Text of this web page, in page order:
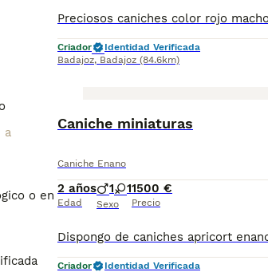
o en el
Criador
Identidad Verificada
Badajoz, Badajoz (84.6km)
Caniche miniaturas
Caniche Enano
2 años
Edad
1 1
Sexo
1500 €
Precio
Criador
Identidad Verificada